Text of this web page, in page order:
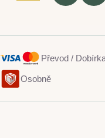
Převod /
Osobně